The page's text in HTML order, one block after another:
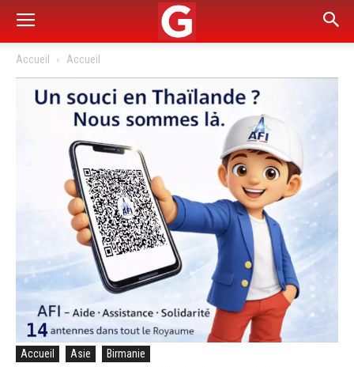
Accueil Accueil
Accueil Asie Birmanie